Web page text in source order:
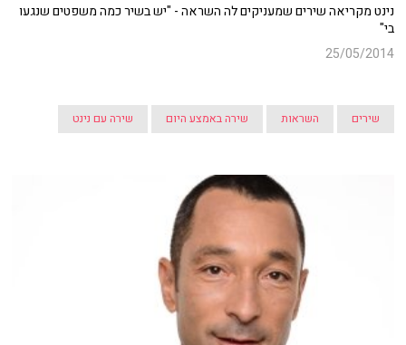
נינט מקריאה שירים שמעניקים לה השראה - "יש בשיר כמה משפטים שנגעו
בי"
25/05/2014
שירים השראות שירה באמצע היום שירה עם נינט